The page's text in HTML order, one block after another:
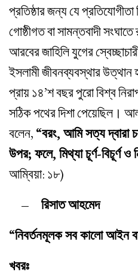
প্রতিষ্ঠার জন্য যে
গোষ্ঠীগত বা সামন্তবাদী
আরবের জাহিলি যুগের
ইসলামী জীবনব্যবস্থার
প্রায় ১৪’শ বছর পুরো বিশ্ব
সঠিক পথের দিশা পেয়েছিল।
বলেন, “বরং, আমি সত্য দ্বারা
উপর; ফলে, মিথ্যা চূর্ণ-বিচূর্ণ ও
আম্বিয়া: ১৮)
– রিসাত আহমেদ
“নিবর্তনমূলক সব কালো আইন
খবরঃ